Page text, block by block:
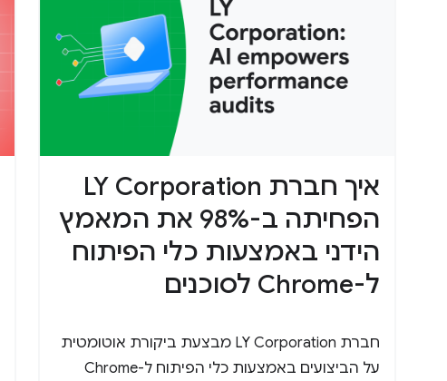
איך חברת LY Corporation
הפחיתה ב-98% את המאמץ
הידני באמצעות כלי הפיתוח
ל-Chrome לסוכנים
חברת LY Corporation מבצעת ביקורת אוטומטית
על הביצועים באמצעות כלי הפיתוח ל-Chrome